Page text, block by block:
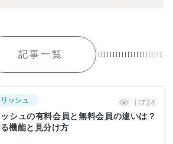
記事一覧
ッシュ 11724
シュの有料会員と無料会員の違いは？
機能と見分け方